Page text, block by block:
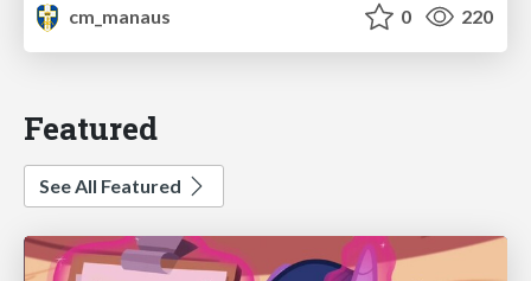
cm_manaus
0 220
Featured
See All Featured